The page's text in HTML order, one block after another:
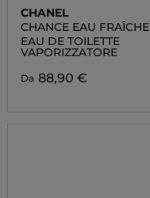
CHANEL
CHANCE EAU FRAÎCHE
EAU DE TOILETTE
VAPORIZZATORE
Da 88,90 €